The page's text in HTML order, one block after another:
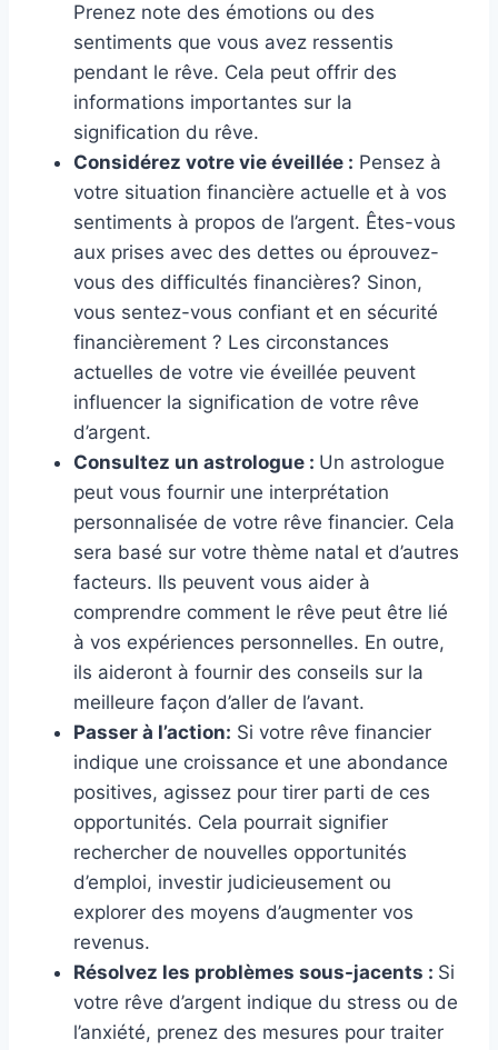
Prenez note des émotions ou des
sentiments que vous avez ressentis
pendant le rêve. Cela peut offrir des
informations importantes sur la
signification du rêve.
Considérez votre vie éveillée : Pensez à
votre situation financière actuelle et à vos
sentiments à propos de l’argent. Êtes-vous
aux prises avec des dettes ou éprouvez-
vous des difficultés financières? Sinon,
vous sentez-vous confiant et en sécurité
financièrement ? Les circonstances
actuelles de votre vie éveillée peuvent
influencer la signification de votre rêve
d’argent.
Consultez un astrologue : Un astrologue
peut vous fournir une interprétation
personnalisée de votre rêve financier. Cela
sera basé sur votre thème natal et d’autres
facteurs. Ils peuvent vous aider à
comprendre comment le rêve peut être lié
à vos expériences personnelles. En outre,
ils aideront à fournir des conseils sur la
meilleure façon d’aller de l’avant.
Passer à l’action: Si votre rêve financier
indique une croissance et une abondance
positives, agissez pour tirer parti de ces
opportunités. Cela pourrait signifier
rechercher de nouvelles opportunités
d’emploi, investir judicieusement ou
explorer des moyens d’augmenter vos
revenus.
Résolvez les problèmes sous-jacents : Si
votre rêve d’argent indique du stress ou de
l’anxiété, prenez des mesures pour traiter